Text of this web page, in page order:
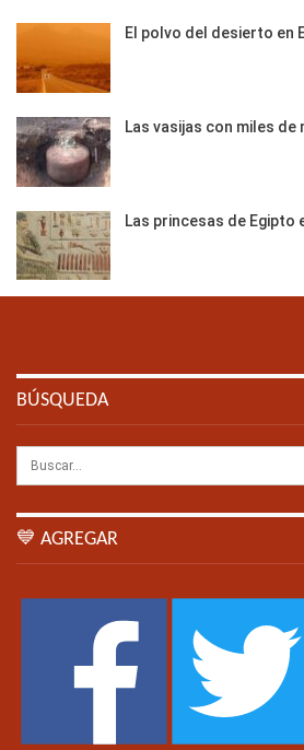
El polvo del desierto en
Las vasijas con miles
Las princesas de
BÚSQUEDA
💙 AGREGAR